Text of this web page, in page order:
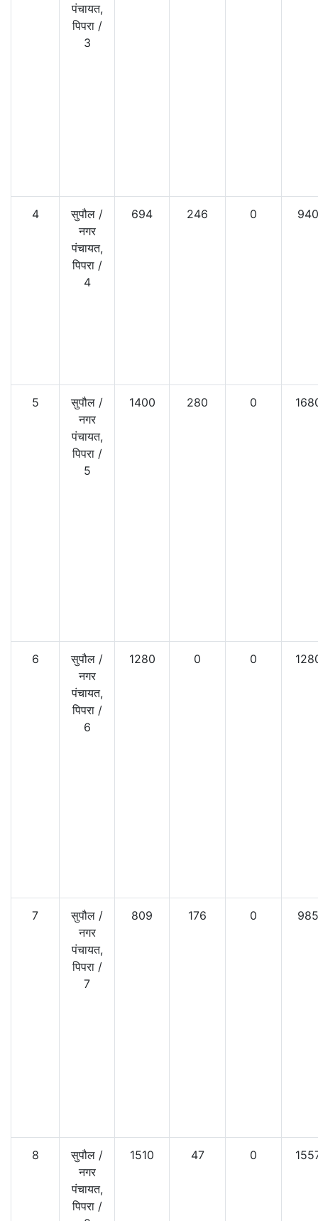
पंचायत,
पिपरा /
3
4 सुपौल /
नगर
पंचायत,
पिपरा /
4
694 246 0 940
5 सुपौल /
नगर
पंचायत,
पिपरा /
5
1400 280 0
6 सुपौल /
नगर
पंचायत,
पिपरा /
6
1280 0 0
7 सुपौल /
नगर
पंचायत,
पिपरा /
7
809 176 0 985
8 सुपौल /
नगर
पंचायत,
पिपरा /
1510 47 0